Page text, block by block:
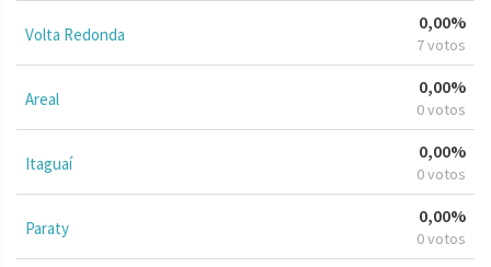
Volta Redonda
0,00%
7 votos
Areal
0,00%
0 votos
Itaguaí
0,00%
0 votos
Paraty
0,00%
0 votos